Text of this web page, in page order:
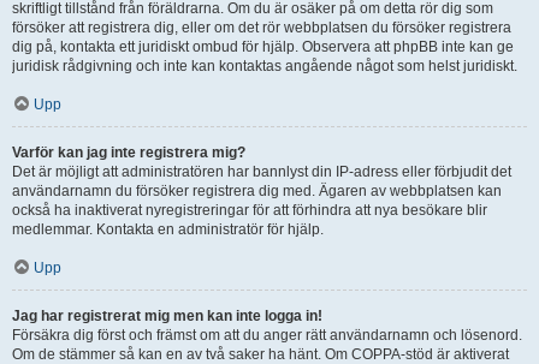
skriftligt tillstånd från föräldrarna. Om du är osäker på om detta rör dig som
försöker att registrera dig, eller om det rör webbplatsen du försöker registrera
dig på, kontakta ett juridiskt ombud för hjälp. Observera att phpBB inte kan ge
juridisk rådgivning och inte kan kontaktas angående något som helst juridiskt.
Upp
Varför kan jag inte registrera mig?
Det är möjligt att administratören har bannlyst din IP-adress eller förbjudit det
användarnamn du försöker registrera dig med. Ägaren av webbplatsen kan
också ha inaktiverat nyregistreringar för att förhindra att nya besökare blir
medlemmar. Kontakta en administratör för hjälp.
Upp
Jag har registrerat mig men kan inte logga in!
Försäkra dig först och främst om att du anger rätt användarnamn och lösenord.
Om de stämmer så kan en av två saker ha hänt. Om COPPA-stöd är aktiverat